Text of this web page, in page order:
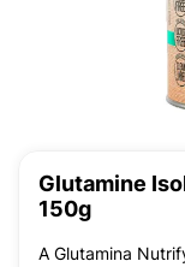
Glutamine
150g
A Glutamina